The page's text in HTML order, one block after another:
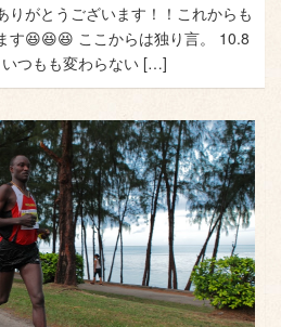
りがとうございます！！これからも
す😆😆😆 ここからは独り言。 10.8
つもも変わらない […]